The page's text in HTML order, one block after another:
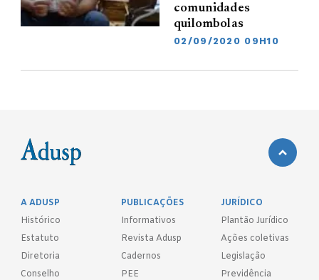
comunidades
quilombolas
02/09/2020 09H10
A ADUSP
Histórico
Estatuto
Diretoria
Conselho
PUBLICAÇÕES
Informativos
Revista Adusp
Cadernos
PEE
JURÍDICO
Plantão Jurídico
Ações coletivas
Legislação
Previdência